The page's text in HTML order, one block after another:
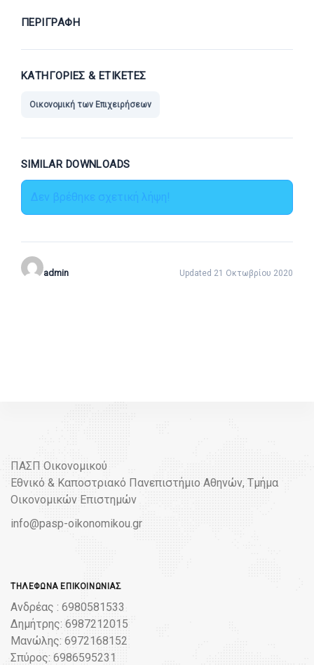
ΠΕΡΙΓΡΑΦΉ
ΚΑΤΗΓΟΡΊΕΣ & ΕΤΙΚΈΤΕΣ
Οικονομική των Επιχειρήσεων
SIMILAR DOWNLOADS
Δεν βρέθηκε σχετική λήψη!
admin Updated 21 Οκτωβρίου 2020
ΠΑΣΠ Οικονομικού
Εθνικό & Καποστριακό Πανεπιστήμιο Αθηνών, Τμήμα
Οικονομικών Επιστημών
info@pasp-oikonomikou.gr
ΤΗΛΈΦΩΝΑ ΕΠΙΚΟΙΝΩΝΊΑΣ
Ανδρέας : 6980581533
Δημήτρης: 6987212015
Μανώλης: 6972168152
Σπύρος: 6986595231